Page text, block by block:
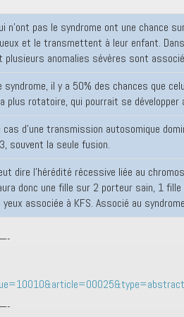
n’ont pas le syndrome ont une chance
et le transmettent à leur enfant.
plusieurs anomalies sévères sont
syndrome, il y a 50% des chances que
plus rotatoire, qui pourrait se développer
d’une transmission autosomique
souvent la seule fusion.
dire l’hérédité récessive liée au
donc une fille sur 2 porteur sain, 1
associée à KFS. Associé au